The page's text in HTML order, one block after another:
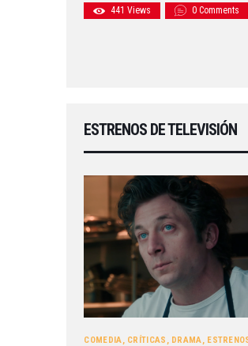
441 Views 0 Comments
ESTRENOS DE TELEVISIÓN
COMEDIA, CRÍTICAS , DRAMA,